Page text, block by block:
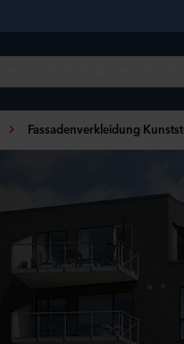
Fassadenverkleidung